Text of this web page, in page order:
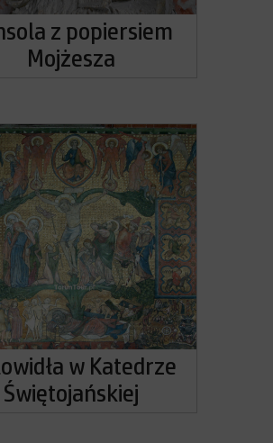
z popiersiem
Mojżesza
w Katedrze
Świętojańskiej